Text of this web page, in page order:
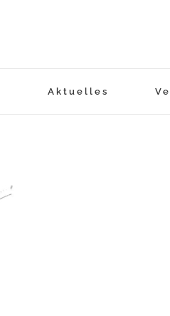
Aktuelles